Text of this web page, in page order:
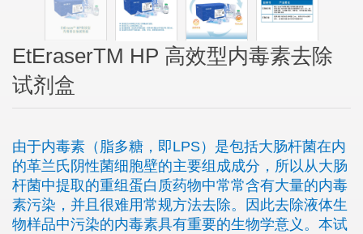
EtEraserTM HP 高效型内毒素去除
试剂盒
由于内毒素（脂多糖，即LPS）是包括大肠杆菌在内
的革兰氏阴性菌细胞壁的主要组成成分，所以从大肠
杆菌中提取的重组蛋白质药物中常常含有大量的内毒
素污染，并且很难用常规方法去除。因此去除液体生
物样品中污染的内毒素具有重要的生物学意义。本试